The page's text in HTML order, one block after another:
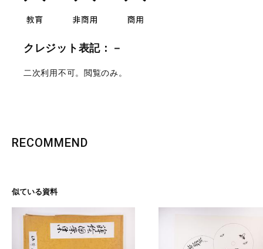
クレジット表記：－
二次利用不可。閲覧のみ。
RECOMMEND
似ている資料